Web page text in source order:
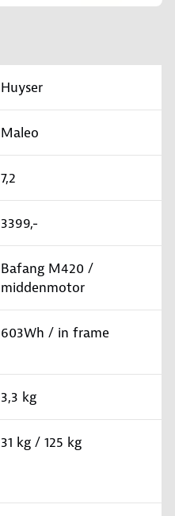
Huyser
Maleo
7,2
3399,-
Bafang M420 /
middenmotor
603Wh / in frame
3,3 kg
31 kg / 125 kg